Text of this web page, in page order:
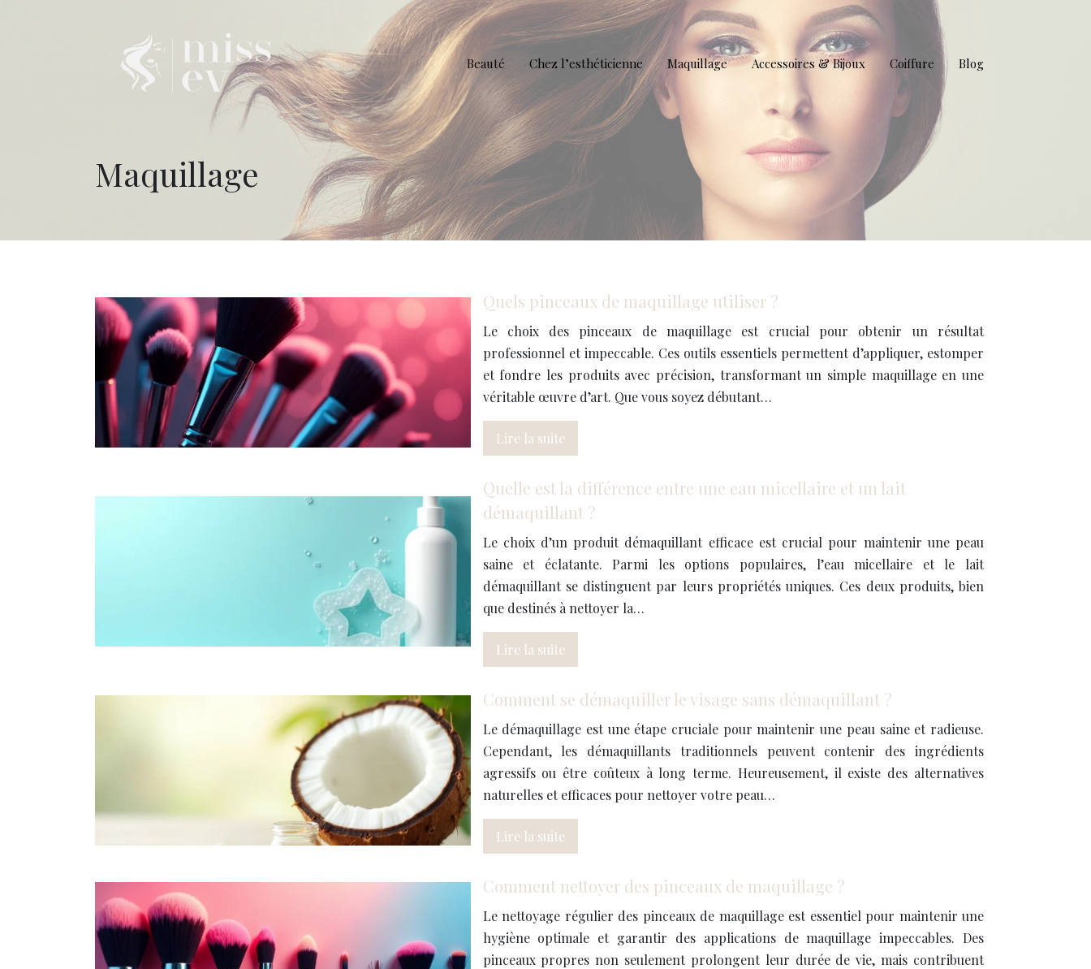
Beauté Chez l’esthéticienne Maquillage Accessoires & Bijoux Coiffure Blog
Maquillage
Quels pinceaux de maquillage utiliser ?
Le choix des pinceaux de maquillage est crucial pour obtenir un résultat
professionnel et impeccable. Ces outils essentiels permettent d’appliquer, estomper
et fondre les produits avec précision, transformant un simple maquillage en une
véritable œuvre d’art. Que vous soyez débutant…
Lire la suite
Quelle est la différence entre une eau micellaire et un lait
démaquillant ?
Le choix d’un produit démaquillant efficace est crucial pour maintenir une peau
saine et éclatante. Parmi les options populaires, l’eau micellaire et le lait
démaquillant se distinguent par leurs propriétés uniques. Ces deux produits, bien
que destinés à nettoyer la…
Lire la suite
Comment se démaquiller le visage sans démaquillant ?
Le démaquillage est une étape cruciale pour maintenir une peau saine et radieuse.
Cependant, les démaquillants traditionnels peuvent contenir des ingrédients
agressifs ou être coûteux à long terme. Heureusement, il existe des alternatives
naturelles et efficaces pour nettoyer votre peau…
Lire la suite
Comment nettoyer des pinceaux de maquillage ?
Le nettoyage régulier des pinceaux de maquillage est essentiel pour maintenir une
hygiène optimale et garantir des applications de maquillage impeccables. Des
pinceaux propres non seulement prolongent leur durée de vie, mais contribuent